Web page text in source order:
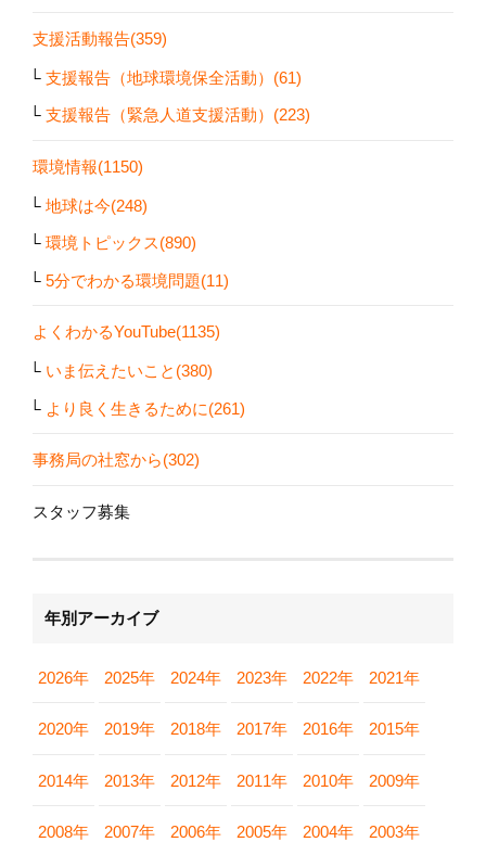
支援活動報告(359)
支援報告（地球環境保全活動）(61)
支援報告（緊急人道支援活動）(223)
環境情報(1150)
地球は今(248)
環境トピックス(890)
5分でわかる環境問題(11)
よくわかるYouTube(1135)
いま伝えたいこと(380)
より良く生きるために(261)
事務局の社窓から(302)
スタッフ募集
年別アーカイブ
2026年 2025年 2024年 2023年 2022年 2021年
2020年 2019年 2018年 2017年 2016年 2015年
2014年 2013年 2012年 2011年 2010年 2009年
2008年 2007年 2006年 2005年 2004年 2003年